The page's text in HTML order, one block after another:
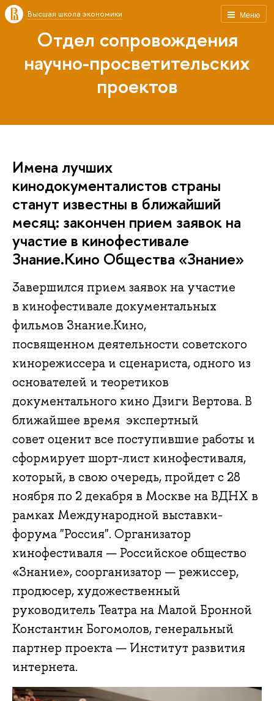
Меню
Высшая школа экономики
Отдел сопровождения
научно-просветительских
проектов
Имена лучших
кинодокументалистов страны
станут известны в ближайший
месяц: закончен прием заявок на
участие в кинофестивале
Знание.Кино Общества «Знание»
3авершился прием заявок на участие
в кинофестивале документальных
фильмов Знание.Кино,
посвященном деятельности советского
кинорежиссера и сценариста, одного из
основателей и теоретиков
документального кино Дзиги Вертова. В
ближайшее время экспертный
совет оценит все поступившие работы и
сформирует шорт-лист кинофестиваля,
который, в свою очередь, пройдет с 28
ноября по 2 декабря в Москве на ВДНХ в
рамках Международной выставки-
форума "Россия". Организатор
кинофестиваля — Российское общество
«Знание», соорганизатор — режиссер,
продюсер, художественный
руководитель Театра на Малой Бронной
Константин Богомолов, генеральный
партнер проекта — Институт развития
интернета.